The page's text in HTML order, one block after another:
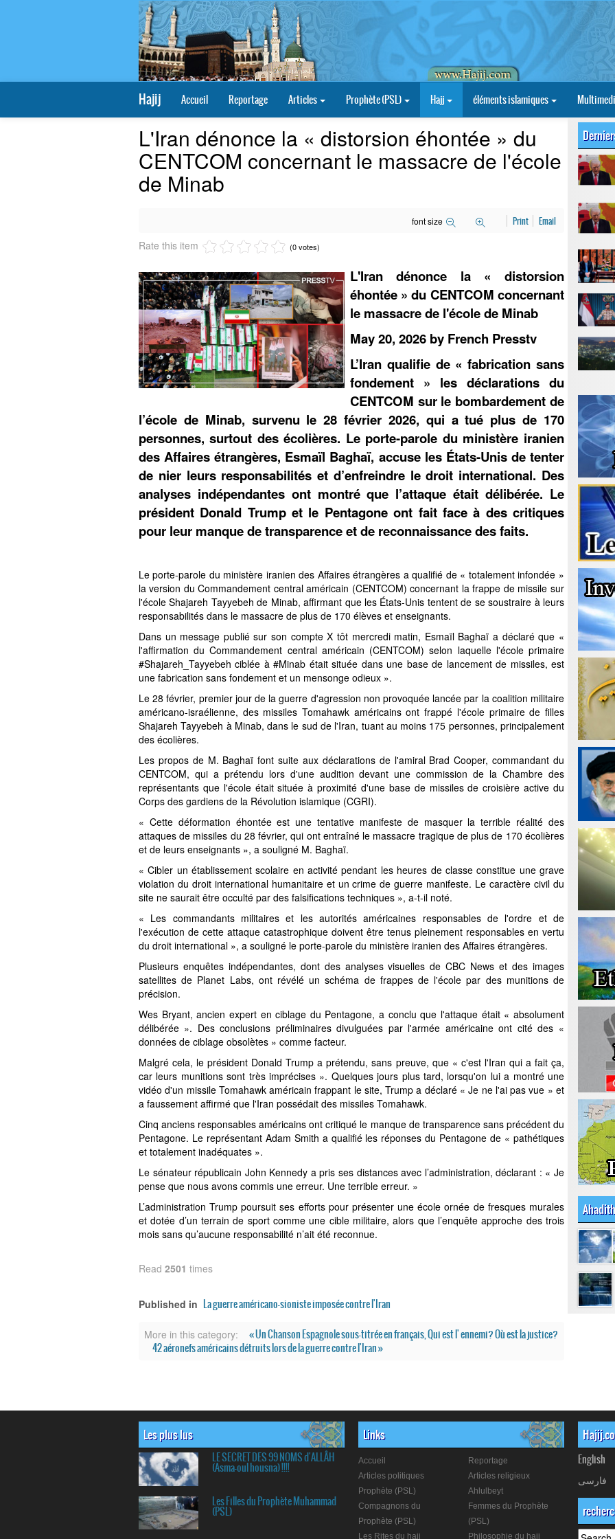
Hajij Accueil Reportage Articles Prophète (PSL) Hajj éléments islamiques
L'Iran dénonce la « distorsion éhontée » du
CENTCOM concernant le massacre de l'école
de Minab
font size Print Email
Rate this item (0 votes)
L'Iran dénonce la « distorsion
éhontée » du CENTCOM concernant
le massacre de l'école de Minab
May 20, 2026 by French Presstv
L’Iran qualifie de « fabrication sans
fondement » les déclarations du
CENTCOM sur le bombardement de
l’école de Minab, survenu le 28 février 2026, qui a tué plus de 170
personnes, surtout des écolières. Le porte-parole du ministère iranien
des Affaires étrangères, Esmaïl Baghaï, accuse les États-Unis de tenter
de nier leurs responsabilités et d’enfreindre le droit international. Des
analyses indépendantes ont montré que l’attaque était délibérée. Le
président Donald Trump et le Pentagone ont fait face à des critiques
pour leur manque de transparence et de reconnaissance des faits.
Le porte-parole du ministère iranien des Affaires étrangères a qualifié de « totalement infondée »
la version du Commandement central américain (CENTCOM) concernant la frappe de missile sur
l'école Shajareh Tayyebeh de Minab, affirmant que les États-Unis tentent de se soustraire à leurs
responsabilités dans le massacre de plus de 170 élèves et enseignants.
Dans un message publié sur son compte X tôt mercredi matin, Esmaïl Baghaï a déclaré que «
l'affirmation du Commandement central américain (CENTCOM) selon laquelle l'école primaire
#Shajareh_Tayyebeh ciblée à #Minab était située dans une base de lancement de missiles, est
une fabrication sans fondement et un mensonge odieux ».
Le 28 février, premier jour de la guerre d'agression non provoquée lancée par la coalition militaire
américano-israélienne, des missiles Tomahawk américains ont frappé l'école primaire de filles
Shajareh Tayyebeh à Minab, dans le sud de l'Iran, tuant au moins 175 personnes, principalement
des écolières.
Les propos de M. Baghaï font suite aux déclarations de l'amiral Brad Cooper, commandant du
CENTCOM, qui a prétendu lors d'une audition devant une commission de la Chambre des
représentants que l'école était située à proximité d'une base de missiles de croisière active du
Corps des gardiens de la Révolution islamique (CGRI).
« Cette déformation éhontée est une tentative manifeste de masquer la terrible réalité des
attaques de missiles du 28 février, qui ont entraîné le massacre tragique de plus de 170 écolières
et de leurs enseignants », a souligné M. Baghaï.
« Cibler un établissement scolaire en activité pendant les heures de classe constitue une grave
violation du droit international humanitaire et un crime de guerre manifeste. Le caractère civil du
site ne saurait être occulté par des falsifications techniques », a-t-il noté.
« Les commandants militaires et les autorités américaines responsables de l'ordre et de
l'exécution de cette attaque catastrophique doivent être tenus pleinement responsables en vertu
du droit international », a souligné le porte-parole du ministère iranien des Affaires étrangères.
Plusieurs enquêtes indépendantes, dont des analyses visuelles de CBC News et des images
satellites de Planet Labs, ont révélé un schéma de frappes de l'école par des munitions de
précision.
Wes Bryant, ancien expert en ciblage du Pentagone, a conclu que l'attaque était « absolument
délibérée ». Des conclusions préliminaires divulguées par l'armée américaine ont cité des «
données de ciblage obsolètes » comme facteur.
Malgré cela, le président Donald Trump a prétendu, sans preuve, que « c'est l'Iran qui a fait ça,
car leurs munitions sont très imprécises ». Quelques jours plus tard, lorsqu'on lui a montré une
vidéo d'un missile Tomahawk américain frappant le site, Trump a déclaré « Je ne l'ai pas vue » et
a faussement affirmé que l'Iran possédait des missiles Tomahawk.
Cinq anciens responsables américains ont critiqué le manque de transparence sans précédent du
Pentagone. Le représentant Adam Smith a qualifié les réponses du Pentagone de « pathétiques
et totalement inadéquates ».
Le sénateur républicain John Kennedy a pris ses distances avec l’administration, déclarant : « Je
pense que nous avons commis une erreur. Une terrible erreur. »
L’administration Trump poursuit ses efforts pour présenter une école ornée de fresques murales
et dotée d’un terrain de sport comme une cible militaire, alors que l’enquête approche des trois
mois sans qu’aucune responsabilité n’ait été reconnue.
Read 2501 times
Published in La guerre américano-sioniste imposée contre l'Iran
More in this category:
« Un Chanson Espagnole sous-titrée en français, Qui est l' ennemi? Où est la justice?
42 aéronefs américains détruits lors de la guerre contre l'Iran »
Ahadith
Les plus lus
LE SECRET DES 99 NOMS d'ALLÂH
(Asma-oul housna) !!!!
Les Filles du Prophète Muhammad
(PSL)
Links
Accueil
Reportage
Articles politiques
Articles religieux
Prophète (PSL)
Ahlulbeyt
Compagnons du
Prophète (PSL)
Femmes du Prophète
(PSL)
Les Rites du hajj
Philosophie du hajj
English
فارسی